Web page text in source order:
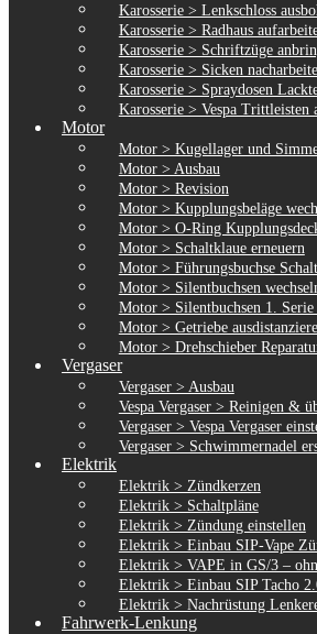
Karosserie > Lenkschloss
Karosserie > Radhaus
Karosserie > Schriftzüge
Karosserie > Sicken
Karosserie > Spraydosen
Karosserie > Vespa Trittleisten
Motor
Motor > Kugellager und
Motor > Ausbau
Motor > Revision
Motor > Kupplungsbeläge
Motor > O-Ring
Motor > Schaltklaue erneuern
Motor > Führungsbuchse
Motor > Silentbuchsen
Motor > Silentbuchsen 1. Serie
Motor > Getriebe
Motor > Drehschieber
Vergaser
Vergaser > Ausbau
Vespa Vergaser > Reinigen &
Vergaser > Vespa Vergaser
Vergaser > Schwimmernadel
Elektrik
Elektrik > Zündkerzen
Elektrik > Schaltpläne
Elektrik > Zündung einstellen
Elektrik > Einbau SIP-Vape
Elektrik > VAPE in GS/3 –
Elektrik > Einbau SIP Tacho
Elektrik > Nachrüstung
Fahrwerk-Lenkung